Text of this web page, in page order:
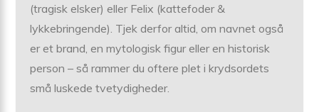
(tragisk elsker) eller Felix (kattefoder &
lykkebringende). Tjek derfor altid, om navnet også
er et brand, en mytologisk figur eller en historisk
person – så rammer du oftere plet i krydsordets
små luskede tvetydigheder.